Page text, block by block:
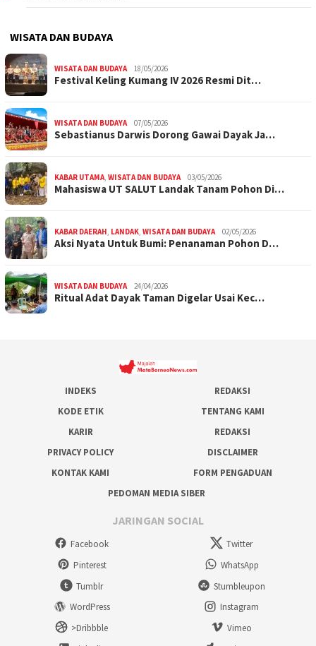
WISATA DAN BUDAYA
WISATA DAN BUDAYA 18/05/2026
Festival Keling Kumang IV 2026 Resmi Dit…
WISATA DAN BUDAYA 07/05/2026
Sebastianus Darwis Dorong Gawai Dayak Ja…
KABAR UTAMA, WISATA DAN BUDAYA 03/05/2026
Mahasiswa UT SALUT Landak Tanam Pohon Di…
KABAR DAERAH, LANDAK, WISATA DAN BUDAYA 02/05/2026
Aksi Nyata Untuk Bumi: Penanaman Pohon D…
WISATA DAN BUDAYA 24/04/2026
Ritual Adat Dayak Taman Digelar Usai Kec…
INDEKS
REDAKSI
KODE ETIK
TENTANG KAMI
KARIR
REDAKSI
PRIVACY POLICY
DISCLAIMER
KONTAK KAMI
FORM PENGADUAN
PEDOMAN MEDIA SIBER
JARINGAN SOCIAL
Facebook
Twitter
Pinterest
WhatsApp
Tumblr
Stumbleupon
WordPress
Instagram
>Dribbble
Vimeo